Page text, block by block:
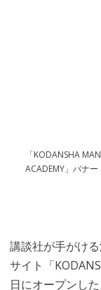
「KODANSHA
ACADEMY」バナー
講談社が手がけ
サイト「
日にオープンした